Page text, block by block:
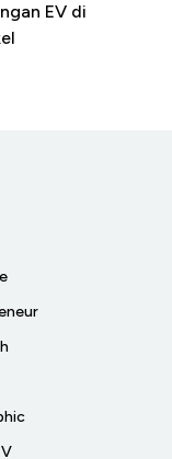
EV di